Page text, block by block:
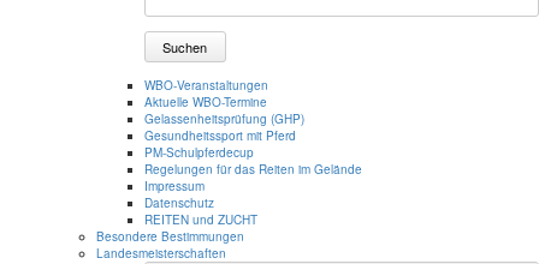
Suchen
WBO-Veranstaltungen
Aktuelle WBO-Termine
Gelassenheitsprüfung (GHP)
Gesundheitssport mit Pferd
PM-Schulpferdecup
Regelungen für das Reiten im Gelände
Impressum
Datenschutz
REITEN und ZUCHT
Besondere Bestimmungen
Landesmeisterschaften